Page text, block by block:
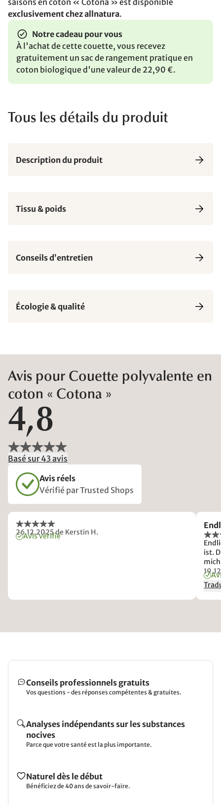
saisons en coton « Cotona » est disponible
exclusivement chez allnatura.
Notre cadeau pour vous
À l'achat de cette couette, vous recevez
gratuitement un sac de rangement pratique en
coton biologique d'une valeur de 22,90 €.
Tous les détails du produit
Description du produit
Tissu & poids
Conseils d’entretien
Écologie & qualité
Avis pour Couette polyvalente en
coton « Cotona »
4,8
Basé sur 43 avis
Avis réels
Vérifié par Trusted Shops
26.12.2025de Kerstin H.
Avis vérifié
ist.
Conseils professionnels gratuits
Vos questions - des réponses compétentes & gratuites.
Analyses indépendants sur les substances
nocives
Parce que votre santé est la plus importante.
Naturel dès le début
Bénéficiez de 40 ans de savoir-faire.